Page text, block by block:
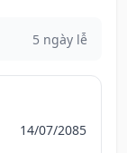
5 ngày lễ
14/07/2085